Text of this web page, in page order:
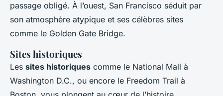
passage obligé. À l’ouest, San Francisco séduit par
son atmosphère atypique et ses célèbres sites
comme le Golden Gate Bridge.
Sites historiques
Les sites historiques comme le National Mall à
Washington D.C., ou encore le Freedom Trail à